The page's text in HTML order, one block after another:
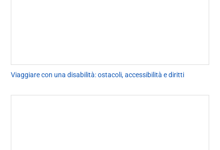
Viaggiare con una disabilità: ostacoli, accessibilità e diritti